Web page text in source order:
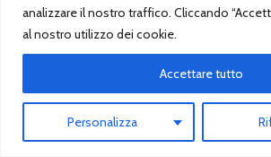
analizzare il nostro traffico. Cliccando
al nostro utilizzo dei cookie.
Personalizza
Accettare tutto
Copyright © 2008-2026.Quote Scommesse
Un progetto diGiulio Giorgetti. Quote
marchio registrato.
Quote Scommesse Calcio fornisce
Dogane e Monopoli ed è riservato ai